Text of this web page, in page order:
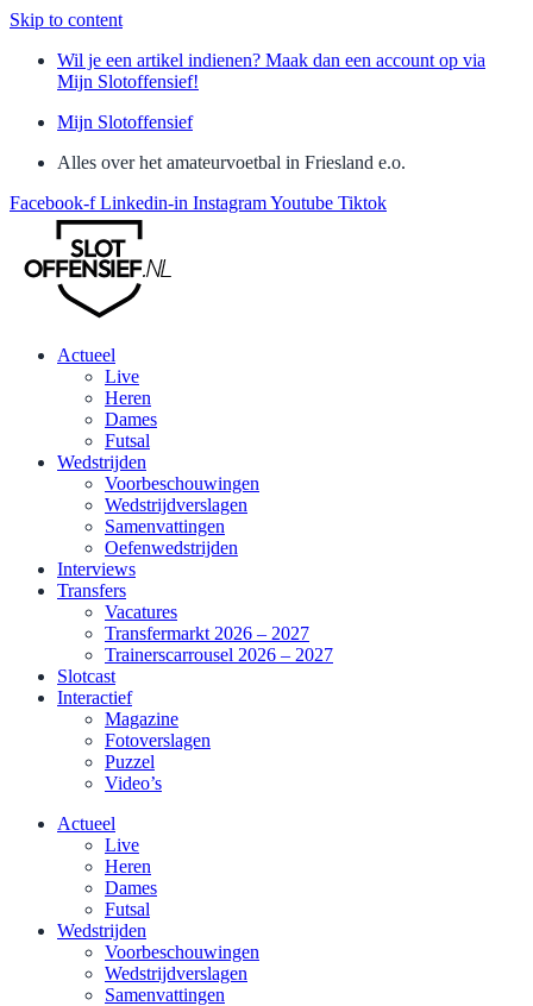
Skip to content
Wil je een artikel indienen? Maak dan een account op via
Mijn Slotoffensief!
Mijn Slotoffensief
Alles over het amateurvoetbal in Friesland e.o.
Facebook-f Linkedin-in InstagramYoutube Tiktok
Actueel
Live
Heren
Dames
Futsal
Wedstrijden
Voorbeschouwingen
Wedstrijdverslagen
Samenvattingen
Oefenwedstrijden
Interviews
Transfers
Vacatures
Transfermarkt 2026 – 2027
Trainerscarrousel 2026 – 2027
Slotcast
Interactief
Magazine
Fotoverslagen
Puzzel
Video’s
Actueel
Live
Heren
Dames
Futsal
Wedstrijden
Voorbeschouwingen
Wedstrijdverslagen
Samenvattingen